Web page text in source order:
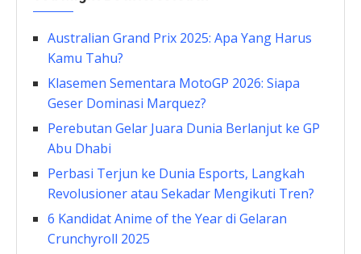
Australian Grand Prix 2025: Apa Yang Harus
Kamu Tahu?
Klasemen Sementara MotoGP 2026: Siapa
Geser Dominasi Marquez?
Perebutan Gelar Juara Dunia Berlanjut ke GP
Abu Dhabi
Perbasi Terjun ke Dunia Esports, Langkah
Revolusioner atau Sekadar Mengikuti Tren?
6 Kandidat Anime of the Year di Gelaran
Crunchyroll 2025